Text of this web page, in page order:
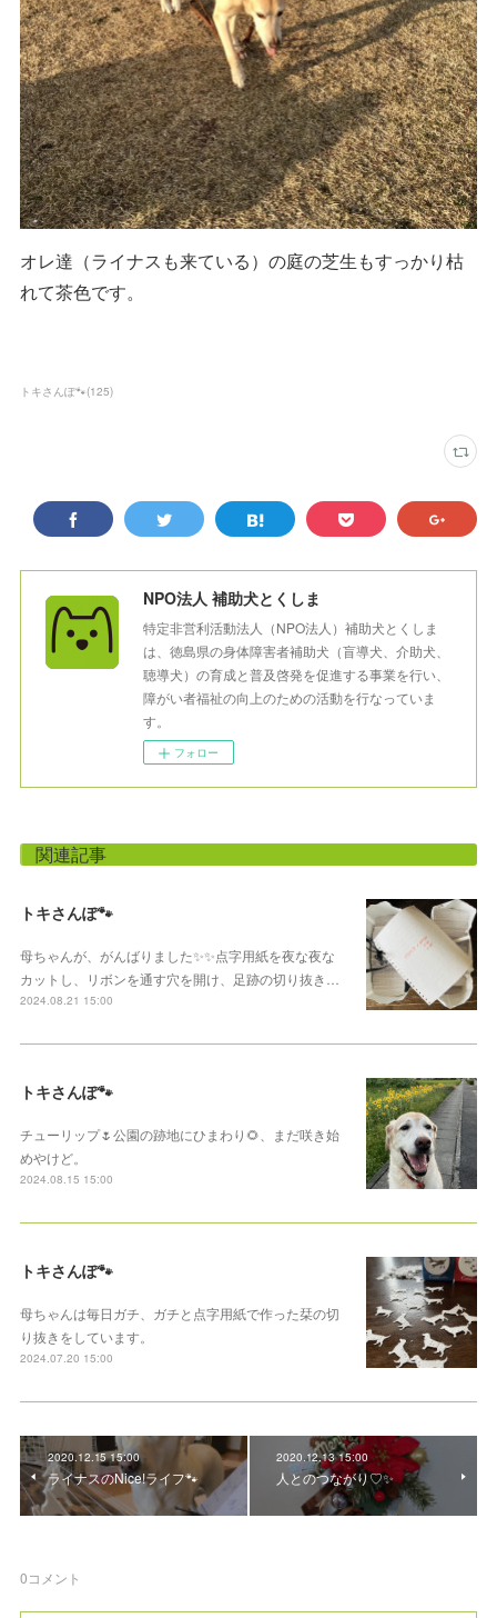
オレ達（ライナスも来ている）の庭の芝生もすっかり枯
れて茶色です。
トキさんぽ🐾(125)
NPO法人 補助犬とくしま
特定非営利活動法人（NPO法人）補助犬とくしま
は、徳島県の身体障害者補助犬（盲導犬、介助犬、
聴導犬）の育成と普及啓発を促進する事業を行い、
障がい者福祉の向上のための活動を行なっていま
す。
フォロー
関連記事
トキさんぽ🐾
母ちゃんが、がんばりました✨✨点字用紙を夜な夜な
カットし、リボンを通す穴を開け、足跡の切り抜き…
2024.08.21 15:00
トキさんぽ🐾
チューリップ🌷公園の跡地にひまわり🌻、まだ咲き始
めやけど。
2024.08.15 15:00
トキさんぽ🐾
母ちゃんは毎日ガチ、ガチと点字用紙で作った栞の切
り抜きをしています。
2024.07.20 15:00
2020.12.15 15:00
ライナスのNice!ライフ🐾
2020.12.13 15:00
人とのつながり♡✨
0コメント